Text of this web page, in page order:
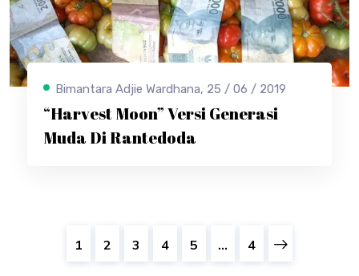
Bimantara Adjie Wardhana, 25 / 06 / 2019
“Harvest Moon” Versi Generasi
Muda Di Rantedoda
1 2 3 4 5 ... 4